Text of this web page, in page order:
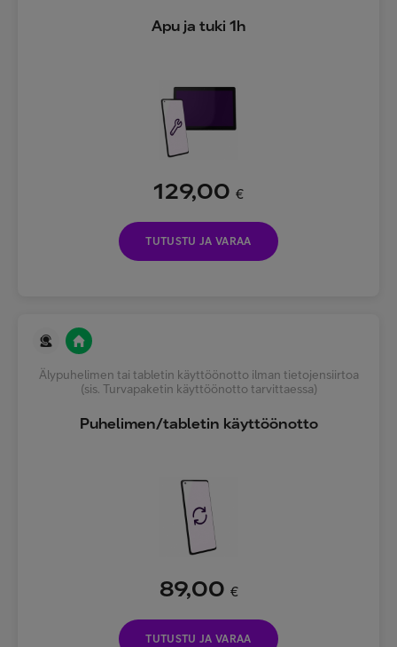
Apu ja tuki 1h
129,00 €
TUTUSTU JA VARAA
Älypuhelimen tai tabletin käyttöönotto ilman tietojensiirtoa
(sis. Turvapaketin käyttöönotto tarvittaessa)
Puhelimen/tabletin käyttöönotto
89,00 €
TUTUSTU JA VARAA